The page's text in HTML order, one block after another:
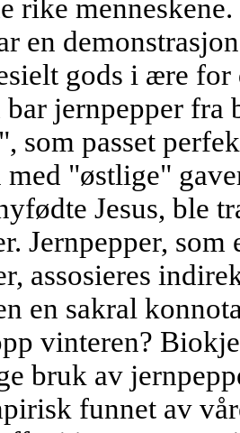
rike
en
gods i ære
bar jernpepper fra
som passet
"østlige"
Jesus, ble
Jernpepper, som
assosieres
en sakral
vinteren?
bruk av
funnet av